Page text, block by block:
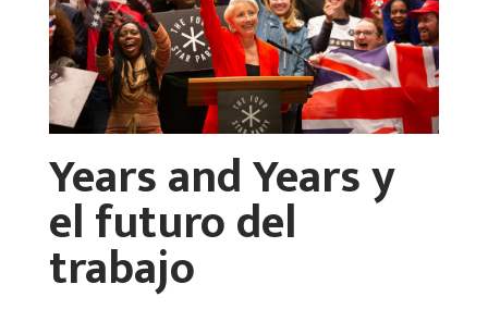
Years and Years y
el futuro del
trabajo